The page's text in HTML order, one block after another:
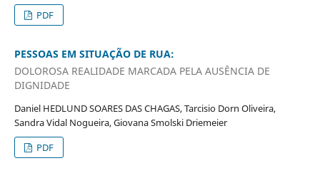
PDF
PESSOAS EM SITUAÇÃO DE RUA:
DOLOROSA REALIDADE MARCADA PELA AUSÊNCIA DE
DIGNIDADE
Daniel HEDLUND SOARES DAS CHAGAS, Tarcisio Dorn Oliveira,
Sandra Vidal Nogueira, Giovana Smolski Driemeier
PDF